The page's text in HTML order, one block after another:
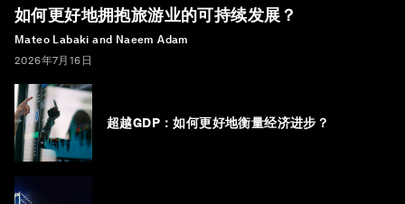
如何更好地拥抱旅游业的可持续发展？
Mateo Labaki and Naeem Adam
2026年7月16日
超越GDP：如何更好地衡量经济进步？